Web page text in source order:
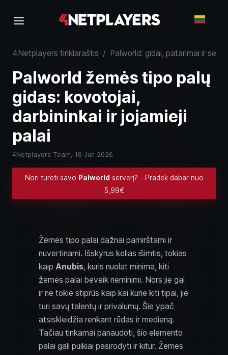
4Netplayers tinklaraštis / Palworld: gidai, patarimai ir
Palworld žemės tipo palų
gidas: kovotojai,
darbininkai ir jojamieji
palai
4Netplayers Team, 16 Jun 2026
Nori turėti savo Palworld serverį? - Pradėk dabar nuo
5,99€
Žemės tipo palai dažnai pamirštami ir
nuvertinami. Išskyrus kelias išimtis, tokias
kaip Anubis, kuris nuolat minima, kiti
žemės palai beveik neminimi. Nors jie gal
ir ne tokie stiprūs kaip kai kurie kiti tipai, jie
turi savų talentų ir privalumų. Šie ypač
atsiskleidžia renkant rūdas ir medieną.
Tačiau tinkamai panaudoti, šio elemento
palai gali puikiai pasirodyti ir kitur. Žemės